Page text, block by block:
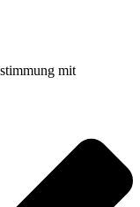
mit